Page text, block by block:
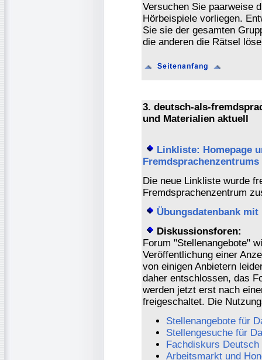
Versuchen Sie paarweise
Hörbeispiele vorliegen.
Sie sie der gesamten
die anderen die Rätsel
3. deutsch-als-
und Materialien aktuell
Linkliste: Homepage
Fremdsprachenzentrums
Die neue Linkliste wurde
Fremdsprachenzentrum
Übungsdatenbank
Diskussionsforen:
Forum "Stellenangebote"
Veröffentlichung einer
von einigen Anbietern
daher entschlossen, das
werden jetzt erst nach
freigeschaltet. Die
Stellenangebote für
Stellengesuche für
Fachdiskurs
Arbeitsmarkt und